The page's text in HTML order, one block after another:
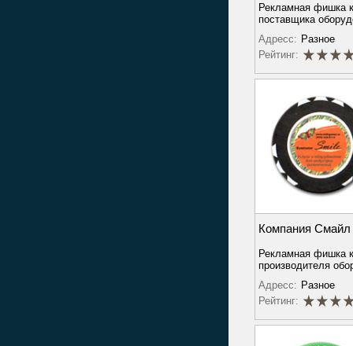
Рекламная фишка
поставщика
Адресс: Разное
Рейтинг:
Компания Смайл
Рекламная фишка
производителя
Адресс: Разное
Рейтинг: